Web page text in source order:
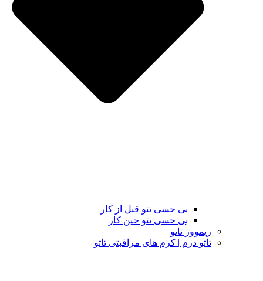
بی حسی تتو قبل از کار
بی حسی تتو حین کار
ریموور تاتو
تاتو درم | کرم های مراقبتی تاتو